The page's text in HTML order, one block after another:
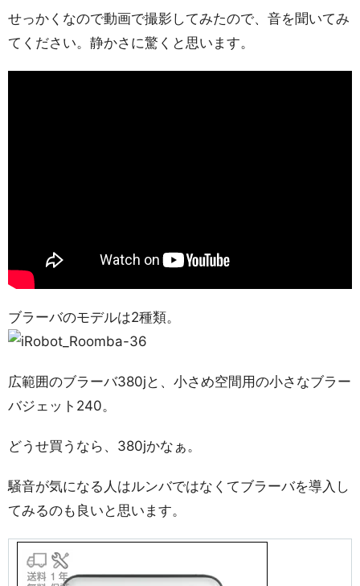
せっかくなので動画で撮影してみたので、音を聞いてみ
てください。静かさに驚くと思います。
ブラーバのモデルは2種類。
広範囲のブラーバ380jと、小さめ空間用の小さなブラー
バジェット240。
どうせ買うなら、380jかなぁ。
騒音が気になる人はルンバではなくてブラーバを導入し
てみるのも良いと思います。